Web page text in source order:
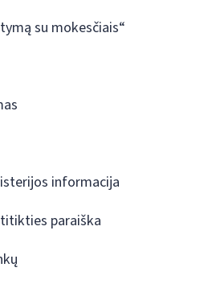
su mokesčiais“
informacija
paraiška